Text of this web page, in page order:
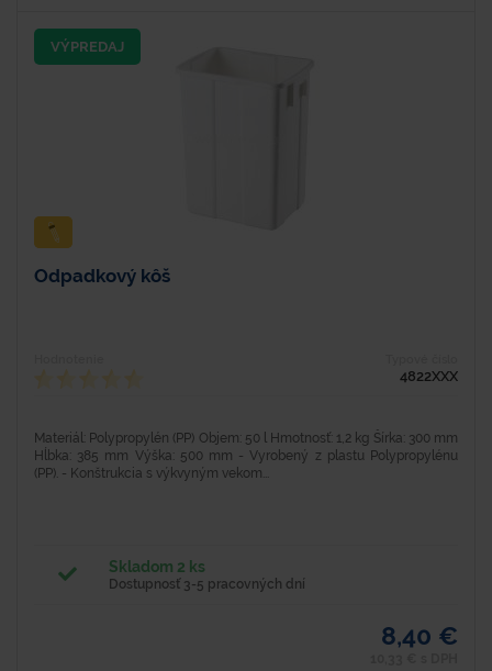
VÝPREDAJ
Odpadkový kôš
4822XXX
Materiál: Polypropylén (PP) Objem: 50 l Hmotnosť: 1,2 kg Šírka: 300 mm
Hĺbka: 385 mm Výška: 500 mm - Vyrobený z plastu Polypropylénu
(PP). - Konštrukcia s výkvyným vekom...
Skladom 2 ks
Dostupnosť 3-5 pracovných dní
8,40 €